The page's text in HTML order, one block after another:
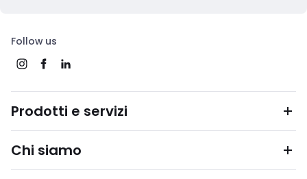
Follow us
Prodotti e servizi
Chi siamo